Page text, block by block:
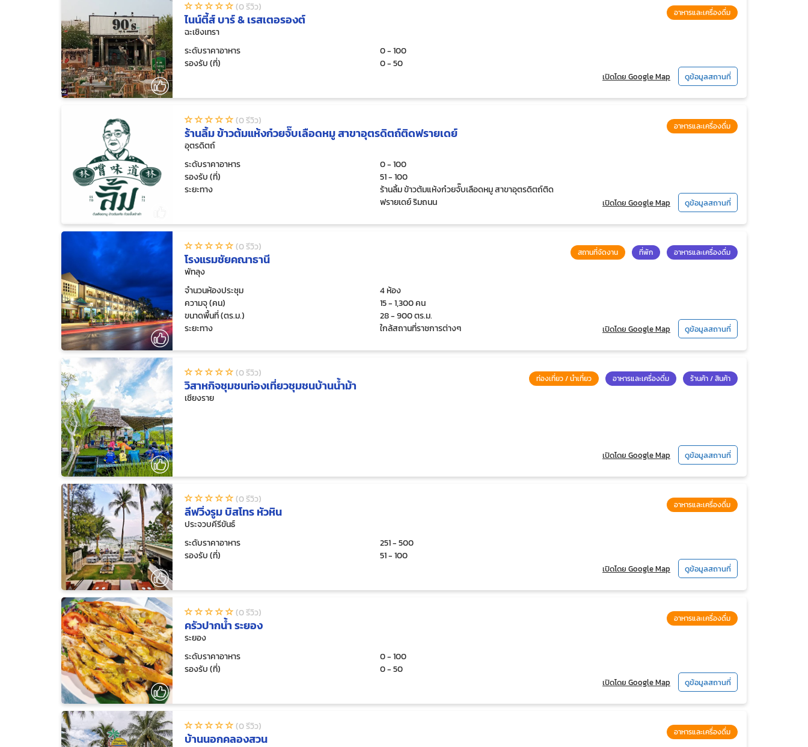
(0 รีวิว)
ไนน์ตี้ส์ บาร์ & เรสเตอรองต์
ฉะเชิงเทรา
อาหารและเครื่องดื่ม
ระดับราคาอาหาร
0 - 100
รองรับ (ที่)
0 - 50
เปิดโดย Google Map ดูข้อมูลสถานที่
(0 รีวิว)
ร้านลิ้ม ข้าวต้มแห้งก๋วยจั๊บเลือดหมู สาขาอุตรดิตถ์ติดฟรายเดย์
อุตรดิตถ์
อาหารและเครื่องดื่ม
ระดับราคาอาหาร
0 - 100
รองรับ (ที่)
51 - 100
ระยะทาง
ร้านลิ้ม ข้าวต้มแห้งก๋วยจั๊บเลือดหมู สาขาอุตรดิตถ์ติด
ฟรายเดย์ ริมถนน
เปิดโดย Google Map ดูข้อมูลสถานที่
(0 รีวิว)
โรงแรมชัยคณาธานี
พัทลุง
สถานที่จัดงาน ที่พัก อาหารและเครื่องดื่ม
จำนวนห้องประชุม
4 ห้อง
ความจุ (คน)
15 - 1,300 คน
ขนาดพื้นที่ (ตร.ม.)
28 - 900 ตร.ม.
ระยะทาง
ใกล้สถานที่ราชการต่างๆ เปิดโดย Google Map ดูข้อมูลสถานที่
(0 รีวิว)
วิสาหกิจชุมชนท่องเที่ยวชุมชนบ้านน้ำม้า
เชียงราย
ท่องเที่ยว / นำเที่ยว อาหารและเครื่องดื่ม ร้านค้า / สินค้า
เปิดโดย Google Map ดูข้อมูลสถานที่
(0 รีวิว)
ลีฟวิ่งรูม บิสโทร หัวหิน
ประจวบคีรีขันธ์
อาหารและเครื่องดื่ม
ระดับราคาอาหาร
251 - 500
รองรับ (ที่)
51 - 100
เปิดโดย Google Map ดูข้อมูลสถานที่
(0 รีวิว)
ครัวปากน้ำ ระยอง
ระยอง
อาหารและเครื่องดื่ม
ระดับราคาอาหาร
0 - 100
รองรับ (ที่)
0 - 50
เปิดโดย Google Map ดูข้อมูลสถานที่
(0 รีวิว)
บ้านนอกคลองสวน อาหารและเครื่องดื่ม